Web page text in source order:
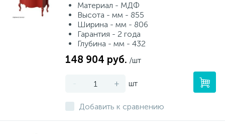
Материал - МДФ
Высота - мм - 855
Ширина - мм - 806
Гарантия - 2 года
Глубина - мм - 432
148 904 руб. /шт
- + шт
Добавить к сравнению
Полотенцесушители
Душевые трапы
Сифоны и выпуски